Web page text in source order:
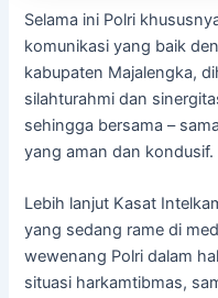
Selama ini Polri
komunikasi yang baik
kabupaten Majalengka,
silahturahmi dan
sehingga bersama –
yang aman dan
Lebih lanjut Kasat
yang sedang rame di
wewenang Polri dalam
situasi harkamtibmas,